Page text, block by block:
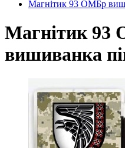
Магнітик 93 ОМБр
Магнітик
вишиванка